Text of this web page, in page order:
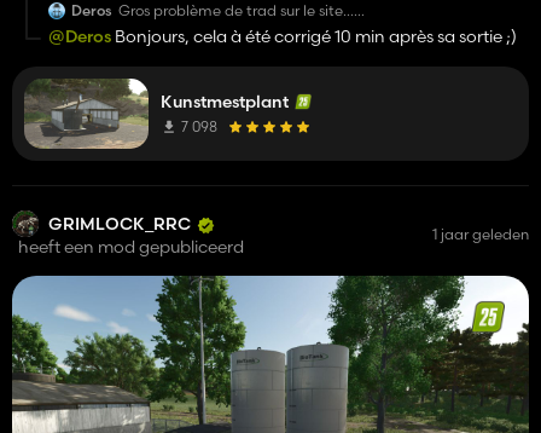
Deros Gros problème de trad sur le site...
Ne fait pas de la RTM mais de l'engrais.
Pas de paille ensilage foin mais fumier lisier digestat...
@Deros Bonjours, cela à été corrigé 10 min après sa sortie ;)
Kunstmestplant
7 098
GRIMLOCK_RRC
heeft een mod gepubliceerd
1 jaar geleden